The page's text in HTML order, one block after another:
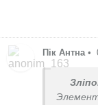
Пік Антна •